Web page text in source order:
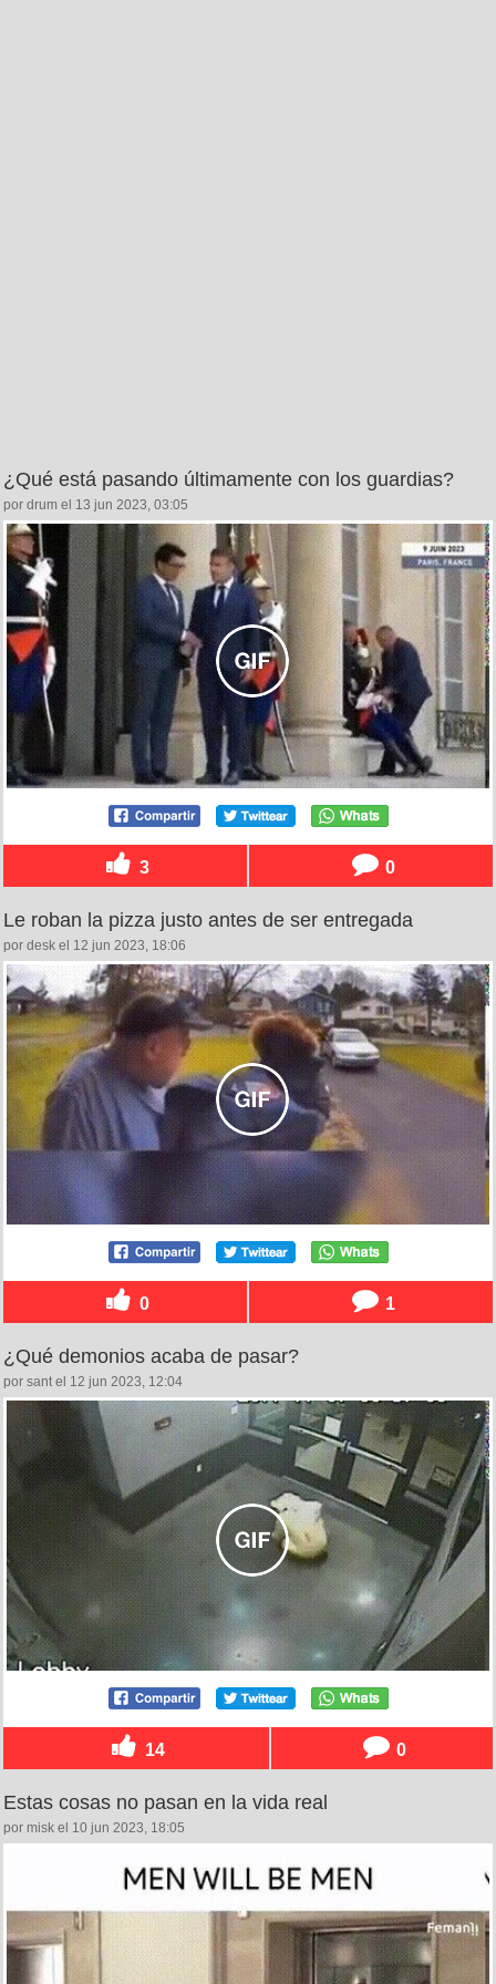
¿Qué está pasando últimamente con los guardias?
por drum el 13 jun 2023, 03:05
3 0
Le roban la pizza justo antes de ser entregada
por desk el 12 jun 2023, 18:06
0 1
¿Qué demonios acaba de pasar?
por sant el 12 jun 2023, 12:04
14 0
Estas cosas no pasan en la vida real
por misk el 10 jun 2023, 18:05